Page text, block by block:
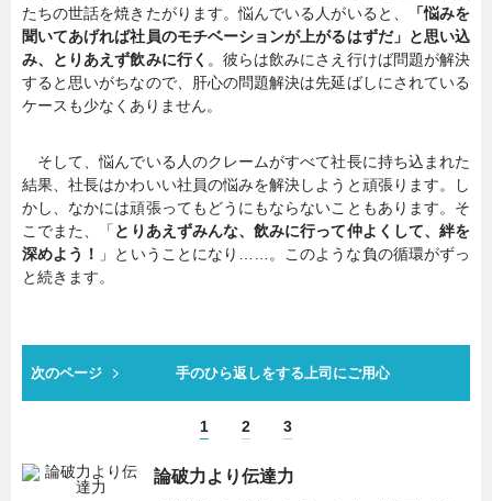
たちの世話を焼きたがります。悩んでいる人がいると、
「悩みを
聞いてあげれば社員のモチベーションが上がるはずだ」と思い込
み、とりあえず飲みに行く 。彼らは飲みにさえ行けば問題が解決
すると思いがちなので、肝心の問題解決は先延ばしにされている
ケースも少なくありません。
そして、悩んでいる人のクレームがすべて社長に持ち込まれた
結果、社長はかわいい社員の悩みを解決しようと頑張ります。し
かし、なかには頑張ってもどうにもならないこともあります。そ
こでまた、「とりあえずみんな、飲みに行って仲よくして、絆を
深めよう！
」ということになり……。このような負の循環がずっ
と続きます。
次のページ 手のひら返しをする上司にご用心
1 2 3
論破力より伝達力